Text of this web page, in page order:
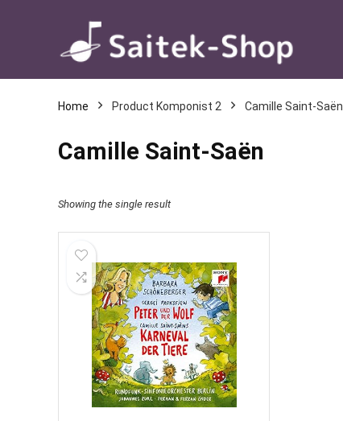
Home Product Komponist 2 Camille Saint-Saën
Camille Saint-Saën
Showing the single result